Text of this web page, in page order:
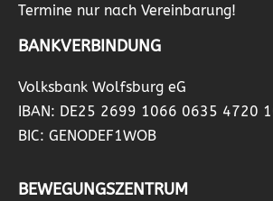
Termine nur nach Vereinbarung!
BANKVERBINDUNG
Volksbank Wolfsburg eG
IBAN: DE25 2699 1066 0635 4720
BIC: GENODEF1WOB
BEWEGUNGSZENTRUM